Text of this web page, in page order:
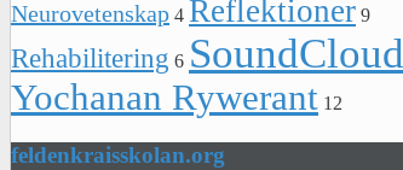
Neurovetenskap 4 Reflektioner 9
Rehabilitering 6 SoundCloud
Yochanan Rywerant 12
feldenkraisskolan.org